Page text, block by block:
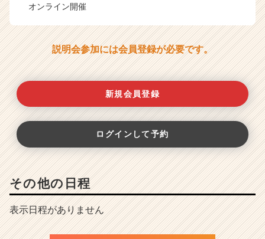
オンライン開催
説明会参加には会員登録が必要です。
新規会員登録
ログインして予約
その他の日程
表示日程がありません